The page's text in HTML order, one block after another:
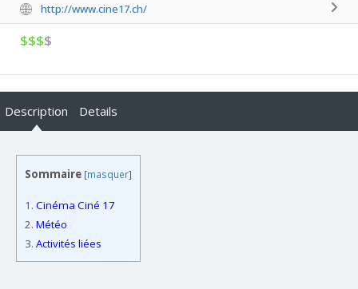
http://www.cine17.ch/
$$$$
Description Details
Sommaire [masquer]
1. Cinéma Ciné 17
2. Météo
3. Activités liées